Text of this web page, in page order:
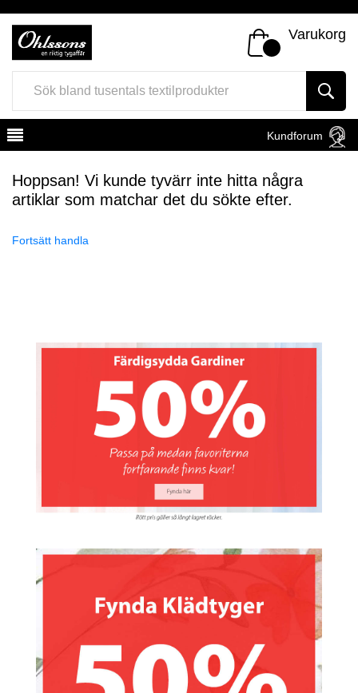
Varukorg
Kundforum
Hoppsan! Vi kunde tyvärr inte hitta några
artiklar som matchar det du sökte efter.
Fortsätt handla